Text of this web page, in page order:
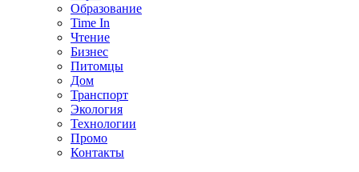
Образование
Time In
Чтение
Бизнес
Питомцы
Дом
Транспорт
Экология
Технологии
Промо
Контакты